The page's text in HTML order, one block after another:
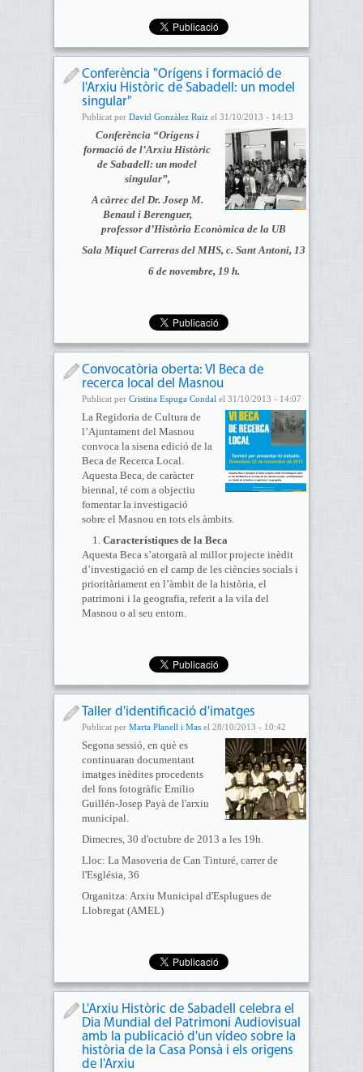
Conferència "Orígens i formació de
l'Arxiu Històric de Sabadell: un model
singular"
Publicat per David Gonzàlez Ruizel 31/10/2013 - 14:13
Conferència “Orígens i
formació de l’Arxiu Històric
de Sabadell: un model
singular”,
A càrrec del Dr. Josep M.
Benaul i Berenguer,
professor d’Història Econòmica de la UB
Sala Miquel Carreras del MHS, c. Sant Antoni, 13
6 de novembre, 19 h.
Convocatòria oberta: VI Beca de
recerca local del Masnou
Publicat per Cristina Espuga Condal el 31/10/2013 - 14:07
La Regidoria de Cultura de
l’Ajuntament del Masnou
convoca la sisena edició de la
Beca de Recerca Local.
Aquesta Beca, de caràcter
biennal, té com a objectiu
fomentar la investigació
sobre el Masnou en tots els àmbits.
Característiques de la Beca
Aquesta Beca s’atorgarà al millor projecte inèdit
d’investigació en el camp de les ciències socials i
prioritàriament en l’àmbit de la història, el
patrimoni i la geografia, referit a la vila del
Masnou o al seu entorn.
Taller d'identificació d'imatges
Publicat per Marta Planell i Masel 28/10/2013 - 10:42
Segona sessió, en què es
continuaran documentant
imatges inèdites procedents
del fons fotogràfic Emilio
Guillén-Josep Payà de l'arxiu
municipal.
Dimecres, 30 d'octubre de 2013 a les 19h.
Lloc: La Masoveria de Can Tinturé, carrer de
l'Església, 36
Organitza: Arxiu Municipal d'Esplugues de
Llobregat (AMEL)
L'Arxiu Històric de Sabadell celebra el
Dia Mundial del Patrimoni Audiovisual
amb la publicació d'un vídeo sobre la
història de la Casa Ponsà i els origens
de l'Arxiu